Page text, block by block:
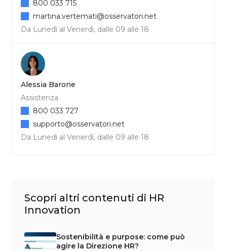
Da Lunedì al Venerdì, dalle 09 alle 18
800 033 715
martina.vertemati@osservatori.net
Alessia Barone
Assistenza
Da Lunedì al Venerdì, dalle 09 alle 18
800 033 727
supporto@osservatori.net
Scopri altri contenuti di HR
Innovation
Sostenibilità e purpose: come può
agire la Direzione HR?